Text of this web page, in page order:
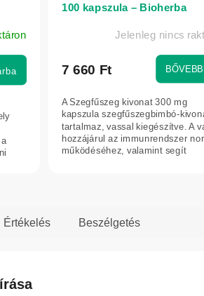
100 kapszula – Bioherba
Jelenleg nincs
7 660 Ft
A Szegfűszeg kivonat 300 mg
kapszula szegfűszegbimbó-
tartalmaz, vassal kiegészítve. A
hozzájárul az immunrendszer
működéséhez, valamint segít
Értékelés Beszélgetés